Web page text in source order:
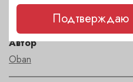
Highland
Автор
Oban
Подтверждаю